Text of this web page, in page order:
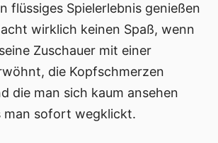
flüssiges Spielerlebnis genießen
wirklich keinen Spaß, wenn
Zuschauer mit einer
die Kopfschmerzen
die man sich kaum ansehen
man sofort wegklickt.